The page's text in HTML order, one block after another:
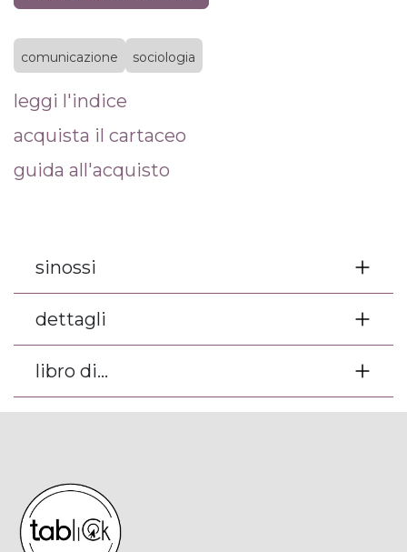
comunicazione sociologia
leggi l'indice
acquista il cartaceo
guida all'acquisto
sinossi
dettagli
libro di...